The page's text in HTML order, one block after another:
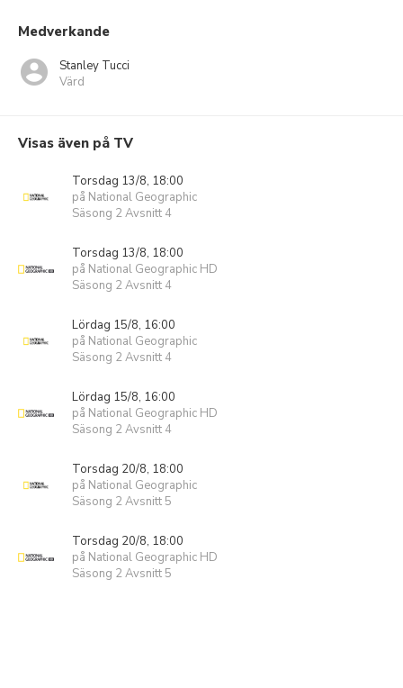
Medverkande
Stanley Tucci
Värd
Visas även på TV
Torsdag 13/8, 18:00
på National Geographic
Säsong 2 Avsnitt 4
Torsdag 13/8, 18:00
på National Geographic HD
Säsong 2 Avsnitt 4
Lördag 15/8, 16:00
på National Geographic
Säsong 2 Avsnitt 4
Lördag 15/8, 16:00
på National Geographic HD
Säsong 2 Avsnitt 4
Torsdag 20/8, 18:00
på National Geographic
Säsong 2 Avsnitt 5
Torsdag 20/8, 18:00
på National Geographic HD
Säsong 2 Avsnitt 5